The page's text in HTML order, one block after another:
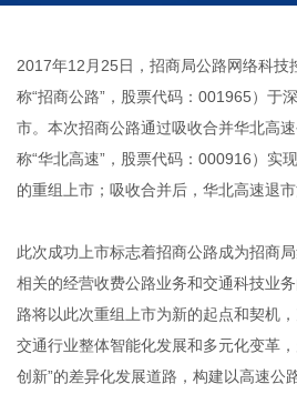
2017年12月25日，招商局公路网络科技
称“招商公路”，股票代码：001965）于
市。本次招商公路通过吸收合并华北高
称“华北高速”，股票代码：000916）实
的重组上市；吸收合并后，华北高速退市
此次成功上市标志着招商公路成为招商
相关的经营收费公路业务和交通科技业
路将以此次重组上市为新的起点和契机
交通行业整体智能化发展和多元化变革
创新”的差异化发展道路，构建以高速公